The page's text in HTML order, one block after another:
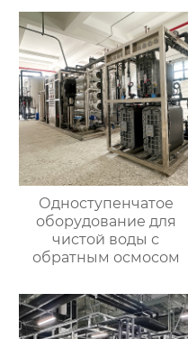
Одноступенчатое
оборудование для
чистой воды с
обратным осмосом